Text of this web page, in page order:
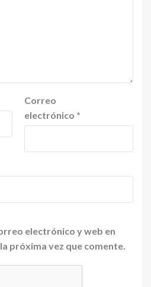
Correo
electrónico *
electrónico y web en
próxima vez que comente.